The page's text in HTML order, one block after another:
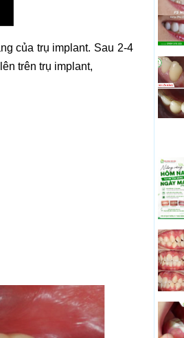
của trụ implant. Sau 2-4
trên trụ implant,